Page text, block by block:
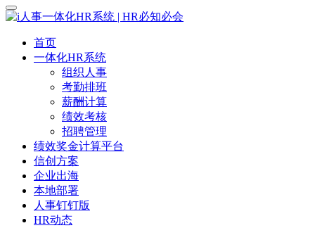
首页
一体化HR系统
组织人事
考勤排班
薪酬计算
绩效考核
招聘管理
绩效奖金计算平台
信创方案
企业出海
本地部署
人事钉钉版
HR动态